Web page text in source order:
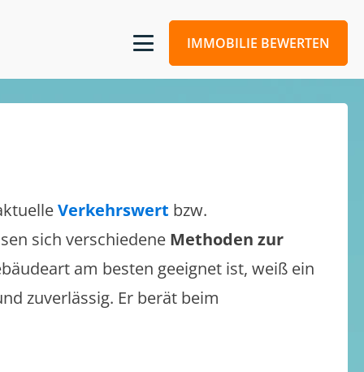
IMMOBILIE BEWERTEN
Verkehrswert bzw.
sich verschiedene Methoden zur
am besten geeignet ist, weiß ein
zuverlässig. Er berät beim